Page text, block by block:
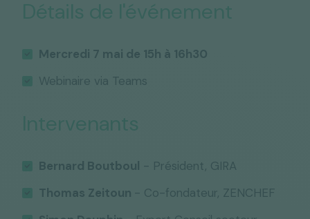
Détails de l'événement
Mercredi 7 mai de 15h à 16h30
Webinaire via Teams
Intervenants
Bernard Boutboul - Président, GIRA
Thomas Zeitoun - Co-fondateur, ZENCHEF